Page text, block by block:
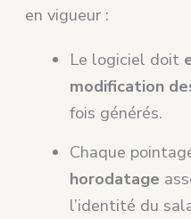
en vigueur :
Le logiciel doit
modification
fois générés.
Chaque
horodatage
l’identité du